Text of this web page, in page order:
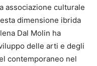
associazione culturale
dimensione ibrida
Dal Molin ha
delle arti e degli
contemporaneo nel